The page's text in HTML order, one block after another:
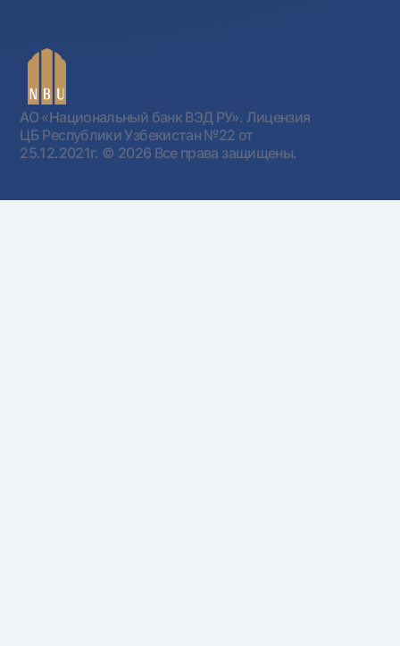
АО «Национальный банк ВЭД РУ». Лицензия
ЦБ Республики Узбекистан №22 от
25.12.2021г. © 2026 Все права защищены.